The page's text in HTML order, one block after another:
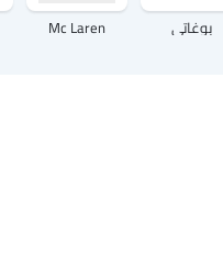
بوغاتي Mc Laren